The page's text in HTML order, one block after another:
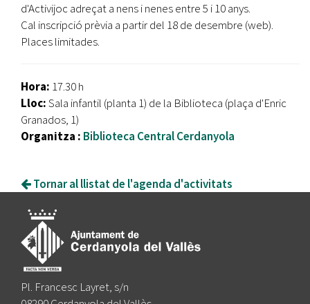
d'Activijoc adreçat a nens i nenes entre 5 i 10 anys.
Cal inscripció prèvia a partir del 18 de desembre (web).
Places limitades.
Hora: 17.30 h
Lloc:Sala infantil (planta 1) de la Biblioteca (plaça d'Enric
Granados, 1)
Organitza : Biblioteca Central Cerdanyola
Tornar al llistat de l'agenda d'activitats
Pl. Francesc Layret, s/n